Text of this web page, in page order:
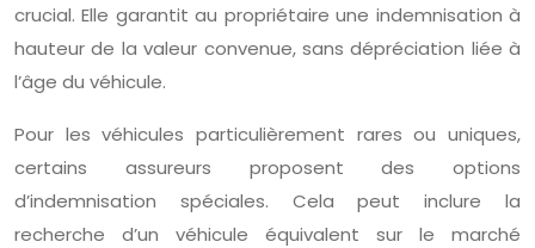
crucial. Elle garantit au propriétaire une indemnisation à
hauteur de la valeur convenue, sans dépréciation liée à
l’âge du véhicule.
Pour les véhicules particulièrement rares ou uniques,
certains assureurs proposent des options
d’indemnisation spéciales. Cela peut inclure la
recherche d’un véhicule équivalent sur le marché